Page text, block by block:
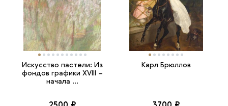
Искусство пастели: Из
фондов графики XVIII –
начала ...
Карл Брюллов